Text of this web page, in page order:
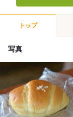
トップ
写真